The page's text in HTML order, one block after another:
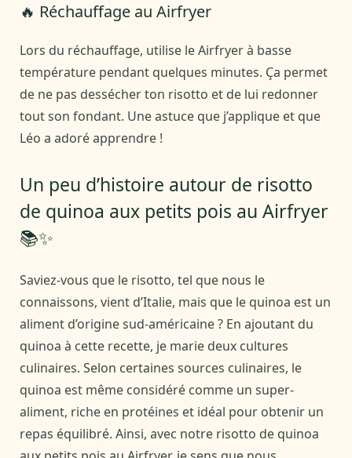
🔥 Réchauffage au Airfryer
Lors du réchauffage, utilise le Airfryer à basse
température pendant quelques minutes. Ça permet
de ne pas dessécher ton risotto et de lui redonner
tout son fondant. Une astuce que j’applique et que
Léo a adoré apprendre !
Un peu d’histoire autour de risotto
de quinoa aux petits pois au Airfryer
📚✨
Saviez-vous que le risotto, tel que nous le
connaissons, vient d’Italie, mais que le quinoa est un
aliment d’origine sud-américaine ? En ajoutant du
quinoa à cette recette, je marie deux cultures
culinaires. Selon certaines sources culinaires, le
quinoa est même considéré comme un super-
aliment, riche en protéines et idéal pour obtenir un
repas équilibré. Ainsi, avec notre risotto de quinoa